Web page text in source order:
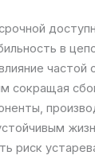
в
частой
сокращая
риск